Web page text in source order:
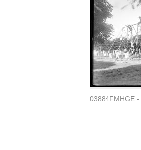
03884FMHGE -